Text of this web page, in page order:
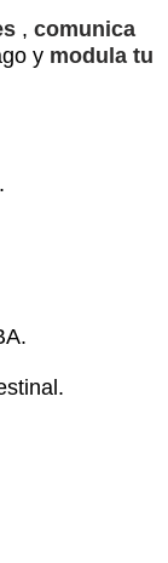
, comunica
y modula tu